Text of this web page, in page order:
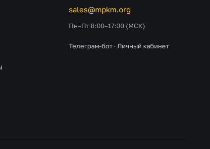
sales@mpkm.org
Пн–Пт 8:00–17:00 (МСК)
Телеграм-бот · Личный кабинет